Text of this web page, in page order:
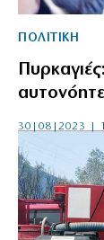
ΠΟΛΙΤΙΚΗ
30|08|2023 |